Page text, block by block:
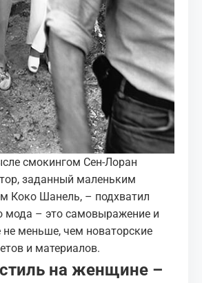
смокингом Сен-Лоран
заданный маленьким
Коко Шанель, – подхватил
мода – это самовыражение и
не меньше, чем новаторские
и материалов.
на женщине –